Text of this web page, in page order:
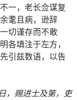
一，老长佥谋复
耄且病，逊辞
切谨存而不敢
各填注于左方，
引兹数语，以告
，赐进士及第，吏